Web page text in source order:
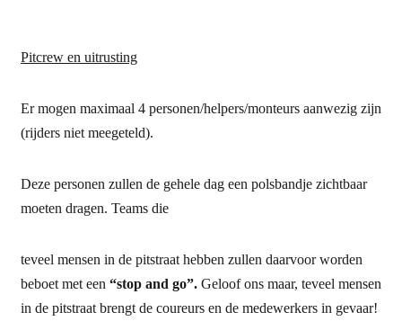
Pitcrew en uitrusting
Er mogen maximaal 4 personen/helpers/monteurs aanwezig zijn
(rijders niet meegeteld).
Deze personen zullen de gehele dag een polsbandje zichtbaar
moeten dragen. Teams die
teveel mensen in de pitstraat hebben zullen daarvoor worden
beboet met een “stop and go”. Geloof ons maar, teveel mensen
in de pitstraat brengt de coureurs en de medewerkers in gevaar!